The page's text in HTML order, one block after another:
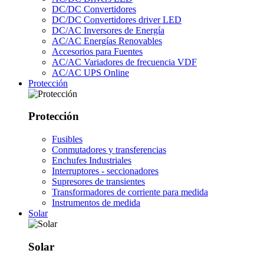
DC/DC Convertidores
DC/DC Convertidores driver LED
DC/AC Inversores de Energía
AC/AC Energías Renovables
Accesorios para Fuentes
AC/AC Variadores de frecuencia VDF
AC/AC UPS Online
Protección
Protección
Fusibles
Conmutadores y transferencias
Enchufes Industriales
Interruptores - seccionadores
Supresores de transientes
Transformadores de corriente para medida
Instrumentos de medida
Solar
Solar